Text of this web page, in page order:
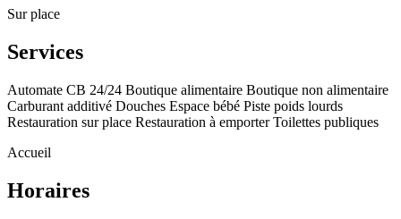
Sur place
Services
Automate CB 24/24 Boutique alimentaire Boutique non alimentaire
Carburant additivé Douches Espace bébé Piste poids lourds
Restauration sur place Restauration à emporter Toilettes publiques
Accueil
Horaires